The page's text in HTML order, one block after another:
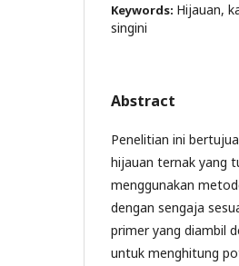
Keywords: Hijauan,
singini
Abstract
Penelitian ini
hijauan ternak yang
menggunakan
dengan sengaja
primer yang diambil
untuk menghitung